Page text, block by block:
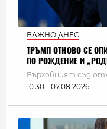
ВАЖНО ДНЕС
ТРЪМП ОТНОВО СЕ
ПО РОЖДЕНИЕ И
Върховният съд
10:30 - 07.08.2026